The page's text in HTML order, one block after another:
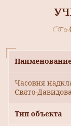
Часовня
Свято-
Тип объекта